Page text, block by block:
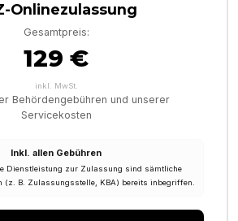
Onlinezulassung
Gesamtpreis:
129 €
inkl. MwSt.
Behördengebühren und unserer
Servicekosten
Inkl. allen Gebühren
Dienstleistung zur Zulassung sind sämtliche
(z. B. Zulassungsstelle, KBA) bereits inbegriffen.